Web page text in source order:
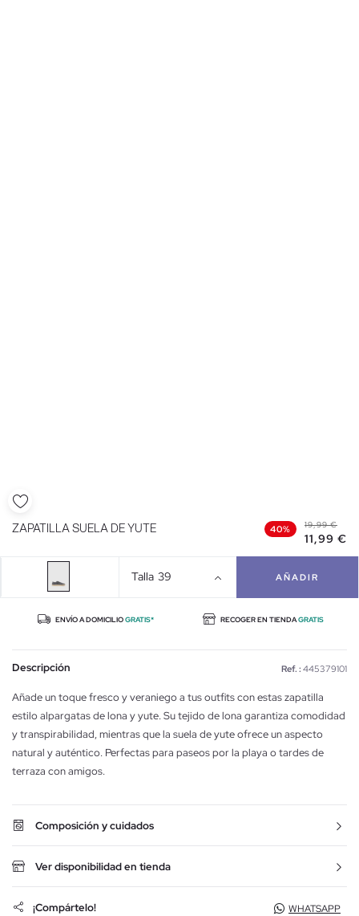
ZAPATILLA SUELA DE YUTE 40% 19,99 €
11,99 €
Talla 39 AÑADIR
ENVÍO A DOMICILIOGRATIS* RECOGER EN TIENDAGRATIS
Descripción Ref. : 445379101
Añade un toque fresco y veraniego a tus outfits con estas zapatilla
estilo alpargatas de lona y yute. Su tejido de lona garantiza comodidad
y transpirabilidad, mientras que la suela de yute ofrece un aspecto
natural y auténtico. Perfectas para paseos por la playa o tardes de
terraza con amigos.
Composición y cuidados
Ver disponibilidad en tienda
¡Compártelo! WHATSAPP